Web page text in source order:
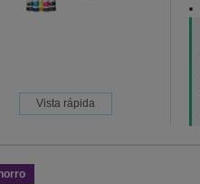
Vista rápida